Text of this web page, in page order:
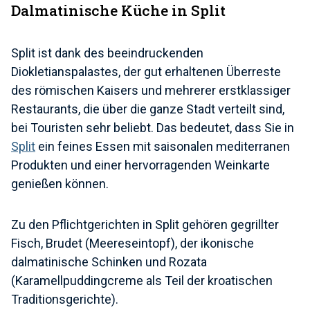
Dalmatinische Küche in Split
Split ist dank des beeindruckenden
Diokletianspalastes, der gut erhaltenen Überreste
des römischen Kaisers und mehrerer erstklassiger
Restaurants, die über die ganze Stadt verteilt sind,
bei Touristen sehr beliebt. Das bedeutet, dass Sie in
Split ein feines Essen mit saisonalen mediterranen
Produkten und einer hervorragenden Weinkarte
genießen können.
Zu den Pflichtgerichten in Split gehören gegrillter
Fisch, Brudet (Meereseintopf), der ikonische
dalmatinische Schinken und Rozata
(Karamellpuddingcreme als Teil der kroatischen
Traditionsgerichte).